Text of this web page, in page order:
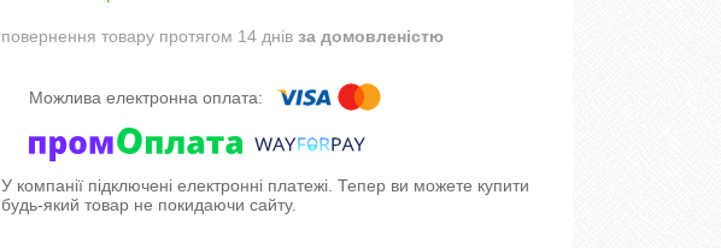
повернення товару протягом 14 днів за домовленістю
У компанії підключені електронні платежі. Тепер ви можете купити
будь-який товар не покидаючи сайту.